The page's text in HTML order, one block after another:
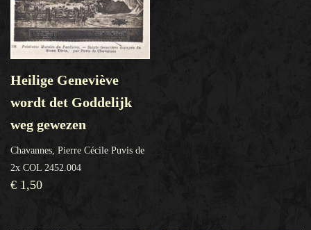
Heilige Geneviève
wordt det Goddelijk
weg gewezen
Chavannes, Pierre Cécile Puvis de
2x COL 2452.004
€ 1,50